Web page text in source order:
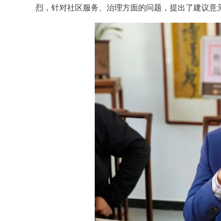
烈，针对社区服务、治理方面的问题，提出了建议意